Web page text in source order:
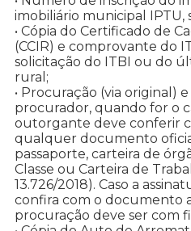
imobiliário municipal IPTU,
• Cópia do Certificado de
(CCIR) e comprovante do
solicitação do ITBI ou do
rural;
• Procuração (via original)
procurador, quando for o
outorgante deve conferir
qualquer documento
passaporte, carteira de
Classe ou Carteira de
13.726/2018). Caso a
confira com o documento
procuração deve ser com